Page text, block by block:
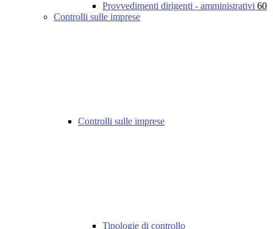
Provvedimenti dirigenti - amministrativi 60
Controlli sulle imprese
Controlli sulle imprese
Tipologie di controllo